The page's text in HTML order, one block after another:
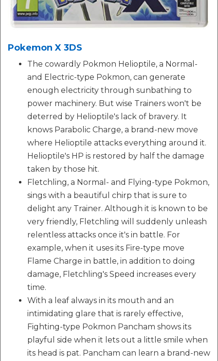
Pokemon X 3DS
The cowardly Pokmon Helioptile, a Normal-
and Electric-type Pokmon, can generate
enough electricity through sunbathing to
power machinery. But wise Trainers won't be
deterred by Helioptile's lack of bravery. It
knows Parabolic Charge, a brand-new move
where Helioptile attacks everything around it.
Helioptile's HP is restored by half the damage
taken by those hit.
Fletchling, a Normal- and Flying-type Pokmon,
sings with a beautiful chirp that is sure to
delight any Trainer. Although it is known to be
very friendly, Fletchling will suddenly unleash
relentless attacks once it's in battle. For
example, when it uses its Fire-type move
Flame Charge in battle, in addition to doing
damage, Fletchling's Speed increases every
time.
With a leaf always in its mouth and an
intimidating glare that is rarely effective,
Fighting-type Pokmon Pancham shows its
playful side when it lets out a little smile when
its head is pat. Pancham can learn a brand-new